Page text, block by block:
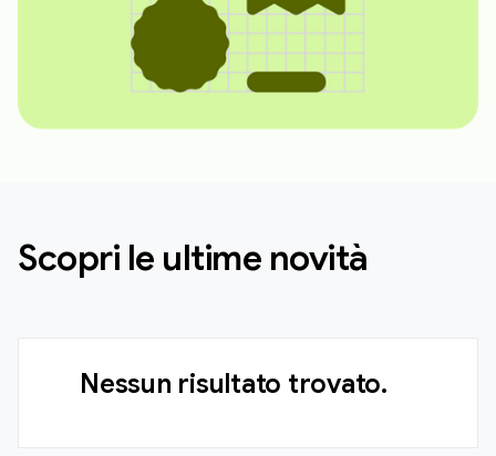
Scopri le ultime novità
Nessun risultato trovato.